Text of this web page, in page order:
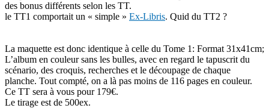
des bonus différents selon les TT.
le TT1 comportait un « simple » Ex-Libris. Quid du TT2 ?
La maquette est donc identique à celle du Tome 1: Format 31x41cm;
L’album en couleur sans les bulles, avec en regard le tapuscrit du
scénario, des croquis, recherches et le découpage de chaque
planche. Tout compté, on a là pas moins de 116 pages en couleur.
Ce TT sera à vous pour 179€.
Le tirage est de 500ex.